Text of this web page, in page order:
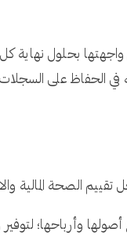
بحلول نهاية كل
في الحفاظ على
الصحة المالية
أصولها وأرباحها؛